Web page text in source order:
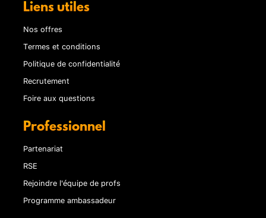
Liens utiles
Nos offres
Termes et conditions
Politique de confidentialité
Recrutement
Foire aux questions
Professionnel
Partenariat
RSE
Rejoindre l'équipe de profs
Programme ambassadeur